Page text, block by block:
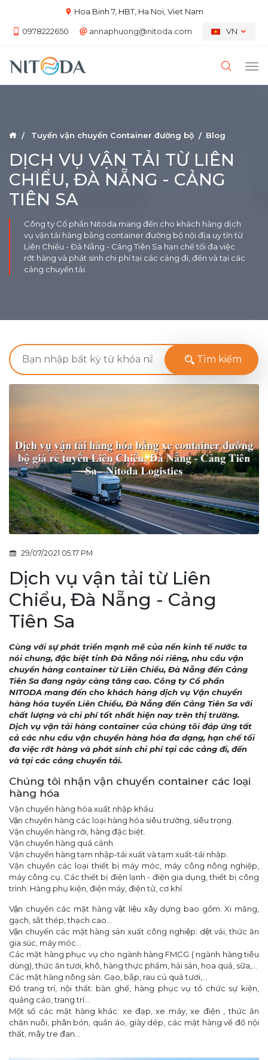
Hoa Binh 7, HBT, Ha Noi, Viet Nam
0978222650 annaphuong@nitoda.com VN
Tuyến vận chuyển Container đường bộ Blog
DỊCH VỤ VẬN TẢI TỪ LIÊN
CHIỂU, ĐÀ NẴNG - CẢNG
TIÊN SA
Công ty Cổ phần Nitoda mang đến cho khách hàng dịch
vụ vận tải hàng bằng container đường bộ nội địa uy tín từ
Liên Chiểu - Đà Nẵng - Cảng Tiên Sa hạn chế tối đa việc
rớt hàng và phát sinh chi phí tại các cảng đi, đến và tại các
cảng chuyển tải.
Tìm kiếm
29/07/2021 05:17 PM
Dịch vụ vận tải từ Liên
Chiểu, Đà Nẵng - Cảng
Tiên Sa
Cùng với sự phát triển mạnh mẽ của nền kinh tế nước ta
nói chung, đặc biệt tỉnh Đà Nẵng nói riêng, nhu cầu vận
chuyển hàng container từ Liên Chiểu, Đà Nẵng đến Cảng
Tiên Sa đang ngày càng tăng cao. Công ty Cổ phần
NITODA mang đến cho khách hàng dịch vụ Vận chuyển
hàng hóa tuyến Liên Chiểu, Đà Nẵng đến Cảng Tiên Sa với
chất lượng và chi phí tốt nhất hiện nay trên thị trường.
Dịch vụ vận tải hàng container của chúng tôi đáp ứng tất
cả các nhu cầu vận chuyển hàng hóa đa dạng, hạn chế tối
đa việc rớt hàng và phát sinh chi phí tại các cảng đi, đến
và tại các cảng chuyển tải.
Chúng tôi nhận vận chuyển container các loại
hàng hóa
Vận chuyển hàng hóa xuất nhập khẩu.
Vận chuyển hàng các loại hàng hóa siêu trường, siêu trọng.
Vận chuyển hàng rời, hàng đặc biệt.
Vận chuyển hàng quá cảnh.
Vận chuyển hàng tạm nhập-tái xuất và tạm xuất-tái nhập.
Vận chuyển các loại thiết bị máy móc, máy công nông nghiệp,
máy công cụ. Các thiết bị điện lạnh - điện gia dụng, thiết bị công
trình. Hàng phụ kiện, điện máy, điện tử, cơ khí.
Vận chuyển các mặt hàng vật liệu xây dựng bao gồm: Xi măng,
gạch, sắt thép, thạch cao...
Vận chuyển các mặt hàng sản xuất công nghiệp: dệt vải, thức ăn
gia súc, máy móc...
Các mặt hàng phục vụ cho ngành hàng FMCG ( ngành hàng tiêu
dùng), thức ăn tươi, khô, hàng thực phẩm, hải sản, hoa quả, sữa,...
Các mặt hàng nông sản: Gạo, bắp, rau củ quả tươi,...
Đồ trang trí, nội thất: bàn ghế, hàng phục vụ tổ chức sự kiện,
quảng cáo, trang trí...
Một số các mặt hàng khác: xe đạp, xe máy, xe điện , thức ăn
chăn nuôi, phân bón, quần áo, giày dép, các mặt hàng về đồ nội
thất, mây tre đan...